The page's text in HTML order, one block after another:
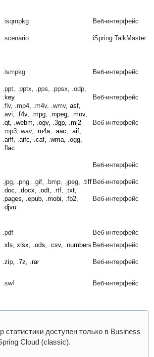
.isqmpkg Веб-интерфейс
.scenario iSpring TalkMaster
.ismpkg Веб-интерфейс
.ppt, .pptx, .pps, .ppsx, .odp,
.key
Веб-интерфейс
.flv, .mp4, .m4v, .wmv, asf,
.avi, .f4v, .mpg, .mpeg, .mov,
.qt, .webm, .ogv, .3gp, .mj2
Веб-интерфейс
.mp3, wav, .m4a, .aac, .aif,
.aiff, .aifc, .caf, .wma, .ogg,
.flac
Веб-интерфейс
.jpg, .png, .gif, .bmp, .jpeg, .tiff Веб-интерфейс
.doc, .docx, .odt, .rtf, .txt,
.pages, .epub, .mobi, .fb2,
.djvu
Веб-интерфейс
.pdf Веб-интерфейс
.xls, xlsx, .ods, .csv, .numbers Веб-интерфейс
.zip, .7z, .rar Веб-интерфейс
.swf Веб-интерфейс
статистики доступен только в Business
Cloud (classic).